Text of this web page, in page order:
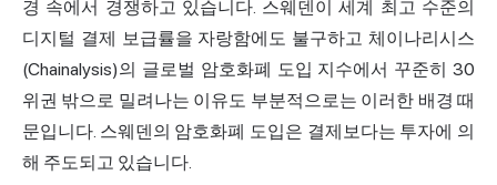
경 속에서 경쟁하고 있습니다. 스웨덴이 세계 최고 수준의
디지털 결제 보급률을 자랑함에도 불구하고 체이나리시스
(Chainalysis)의 글로벌 암호화폐 도입 지수에서 꾸준히 30
위권 밖으로 밀려나는 이유도 부분적으로는 이러한 배경 때
문입니다. 스웨덴의 암호화폐 도입은 결제보다는 투자에 의
해 주도되고 있습니다.